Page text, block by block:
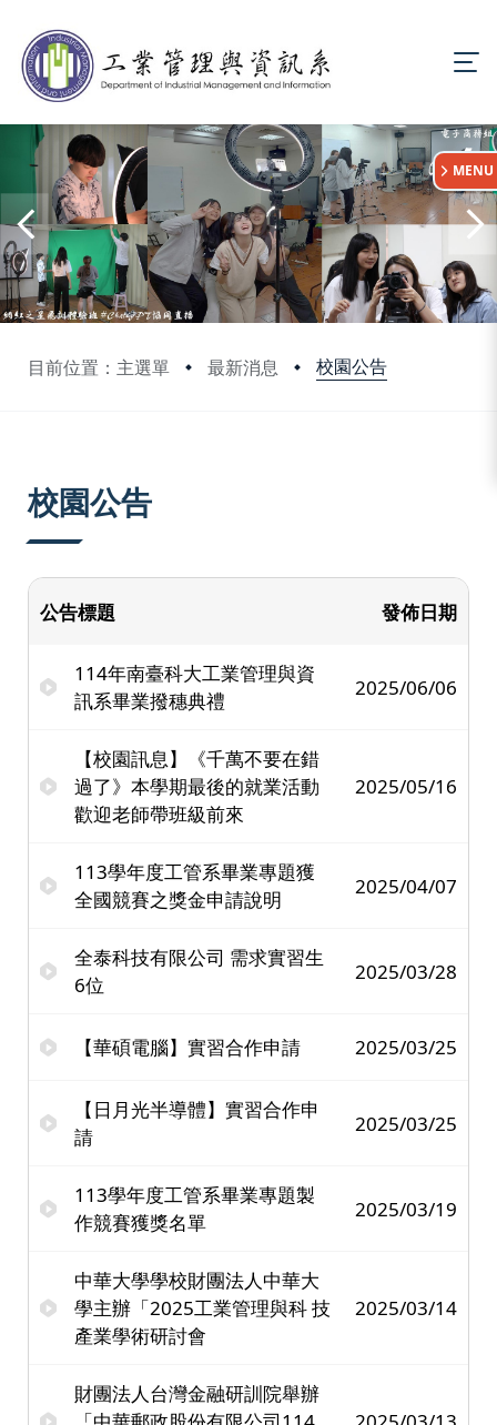
目前位置：主選單 最新消息 校園公告
:::
MENU
校園公告
公告標題 發佈日期
114年南臺科大工業管理與資
訊系畢業撥穗典禮
2025/06/06
【校園訊息】《千萬不要在錯
過了》本學期最後的就業活動
歡迎老師帶班級前來
2025/05/16
113學年度工管系畢業專題獲
全國競賽之獎金申請說明
2025/04/07
全泰科技有限公司 需求實習生
6位
2025/03/28
【華碩電腦】實習合作申請 2025/03/25
【日月光半導體】實習合作申
請
2025/03/25
113學年度工管系畢業專題製
作競賽獲獎名單
2025/03/19
中華大學學校財團法人中華大
學主辦「2025工業管理與科 技
產業學術研討會
2025/03/14
財團法人台灣金融研訓院舉辦